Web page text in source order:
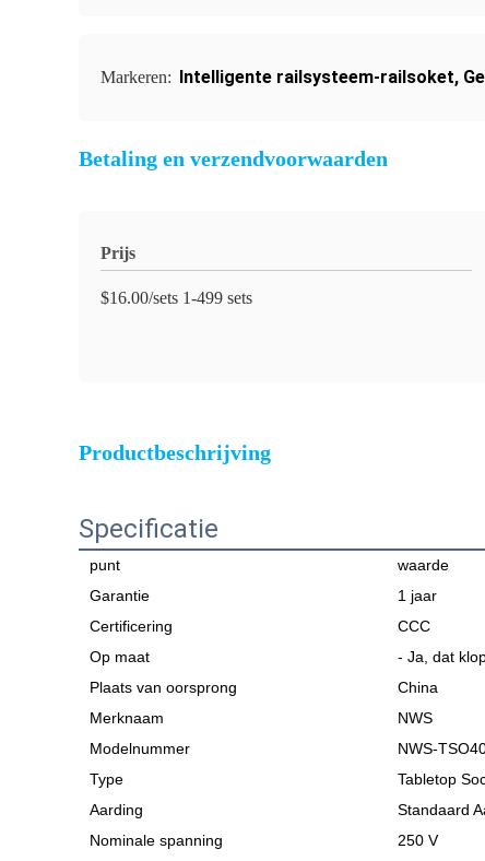
Markeren: Intelligente railsysteem-railsoket,
Betaling en verzendvoorwaarden
Prijs
$16.00/sets 1-499 sets
Productbeschrijving
Specificatie
punt
waarde
Garantie
1 jaar
Certificering
CCC
Op maat
- Ja, dat
Plaats van oorsprong
China
Merknaam
NWS
Modelnummer
NWS-
Type
Tabletop
Aarding
Standaard
Nominale spanning
250 V